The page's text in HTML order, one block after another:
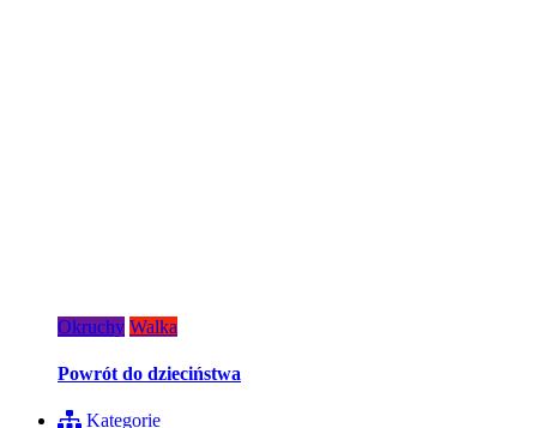
Okruchy Walka
Powrót do dzieciństwa
Kategorie